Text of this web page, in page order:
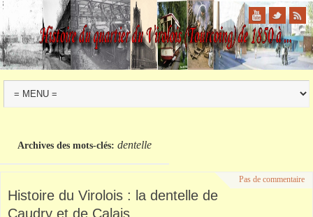
Archives des mots-clés: dentelle
Pas de commentaire
Histoire du Virolois : la dentelle de
Caudry et de Calais